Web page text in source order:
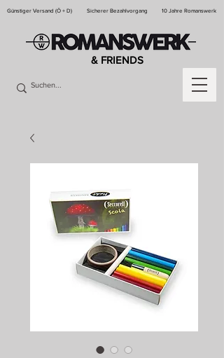
Günstiger Versand (Ö + D) Sicherer Bezahlvorgang 10 Jahre Romanswerk
& FRIENDS